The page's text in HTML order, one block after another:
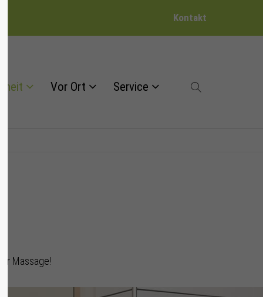
Kontakt
Vor Ort Service
Massage!